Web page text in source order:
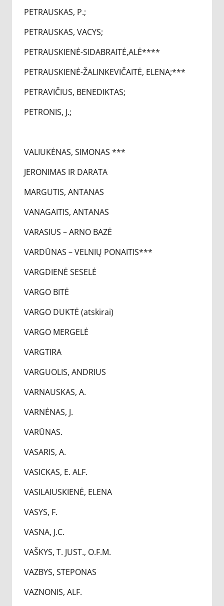
PETRAUSKAS, P.;
PETRAUSKAS, VACYS;
PETRAUSKIENĖ-SIDABRAITĖ,ALĖ****
PETRAUSKIENĖ-ŽALINKEVIČAITĖ, ELENA;***
PETRAVIČIUS, BENEDIKTAS;
PETRONIS, J.;
VALIUKĖNAS, SIMONAS ***
JERONIMAS IR DARATA
MARGUTIS, ANTANAS
VANAGAITIS, ANTANAS
VARASIUS – ARNO BAZĖ
VARDŪNAS – VELNIŲ PONAITIS***
VARGDIENĖ SESELĖ
VARGO BITĖ
VARGO DUKTĖ (atskirai)
VARGO MERGELĖ
VARGTIRA
VARGUOLIS, ANDRIUS
VARNAUSKAS, A.
VARNĖNAS, J.
VARŪNAS.
VASARIS, A.
VASICKAS, E. ALF.
VASILAIUSKIENĖ, ELENA
VASYS, F.
VASNA, J.C.
VAŠKYS, T. JUST., O.F.M.
VAZBYS, STEPONAS
VAZNONIS, ALF.